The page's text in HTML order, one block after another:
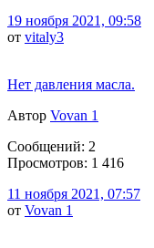
19 ноября 2021, 09:58
от vitaly3
Нет давления масла.
Автор Vovan 1
Сообщений: 2
Просмотров: 1 416
11 ноября 2021, 07:57
от Vovan 1